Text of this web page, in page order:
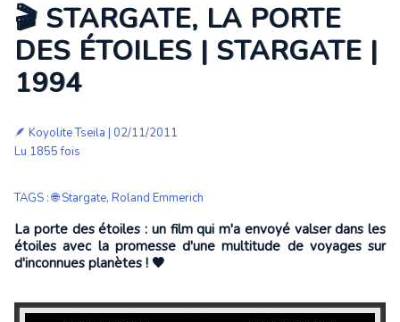
🎬 STARGATE, LA PORTE
DES ÉTOILES | STARGATE |
1994
🪶 Koyolite Tseila | 02/11/2011
Lu 1855 fois
TAGS :🌐 Stargate, Roland Emmerich
La porte des étoiles : un film qui m'a envoyé valser dans les
étoiles avec la promesse d'une multitude de voyages sur
d'inconnues planètes ! 🖤